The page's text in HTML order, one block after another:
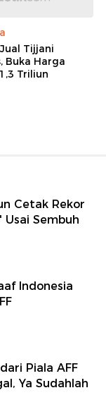
Tijjani
Buka Harga
Triliun
Cetak Rekor
Usai Sembuh
Indonesia
Piala AFF
Ya Sudahlah